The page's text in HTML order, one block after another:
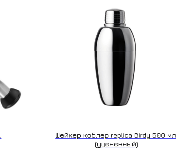
Шейкер коблер replica Birdy 500 мл.
(уцененный)